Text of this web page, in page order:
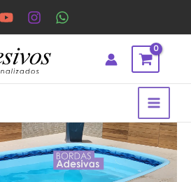
Classificado
por
popularidade